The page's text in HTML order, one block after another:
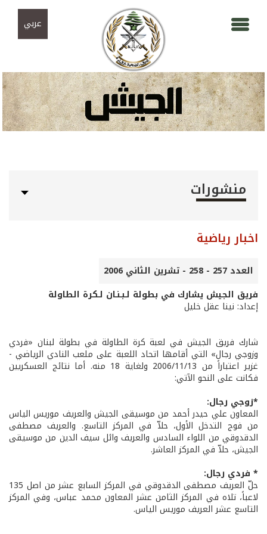
عربي
منشورات
اخبار رياضية
العدد 257 - 258 - تشرين الثاني 2006
فريق الجيش يشارك في بطولة لـبـنـان لـكرة الطاولة
إعداد: نينا عقل خليل
شارك فريق الجيش في لعبة كرة الطاولة في بطولة لبنان «فردي
وزوجي رجال» التي أقامها اتحاد اللعبة على ملعب النادي الرياضي -
غزير اعتباراً من 2006/11/13 ولغاية 18 منه. أما نتائج العسكريين
فكانت على النحو الآتي:
*زوجي رجال:
المعاون علي حيدر أحمد من موسيقى الجيش والعريف موريس الياس
من فوج التدخل الأول، حلاّ في المركز التاسع. والعريف مصطفى
الدقدوقي من اللواء السادس والعريف وائل سيف الدين من موسيقى
الجيش، حلاّ في المركز العاشر.
* فردي رجال:
حلّ العريف مصطفى الدقدوقي في المركز السابع عشر من اصل 135
لاعباً، تلاه في المركز الثامن عشر المعاون محمد عباس، وفي المركز
التاسع عشر العريف موريس الياس.